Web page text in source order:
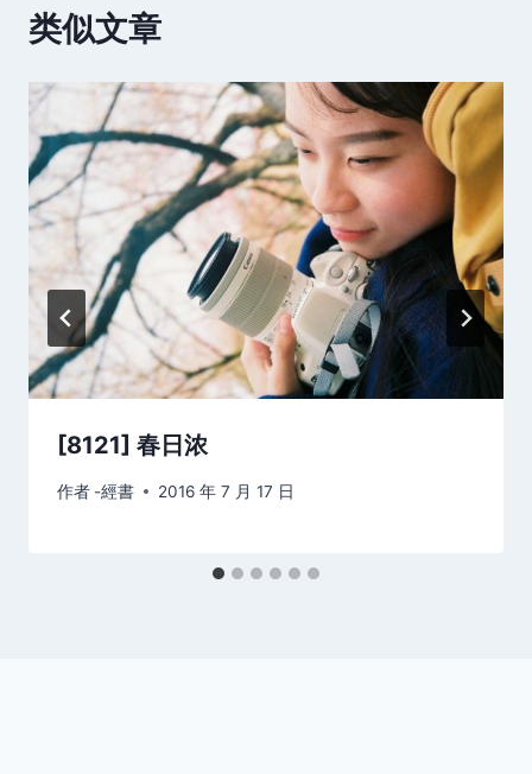
类似文章
[8121] 春日浓
作者 -經書 2016 年 7 月 17 日